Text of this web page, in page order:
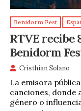
Benidorm Fest
RTVE recibe
Benidorm
Cristhian Solano
La emisora
canciones, donde
género o